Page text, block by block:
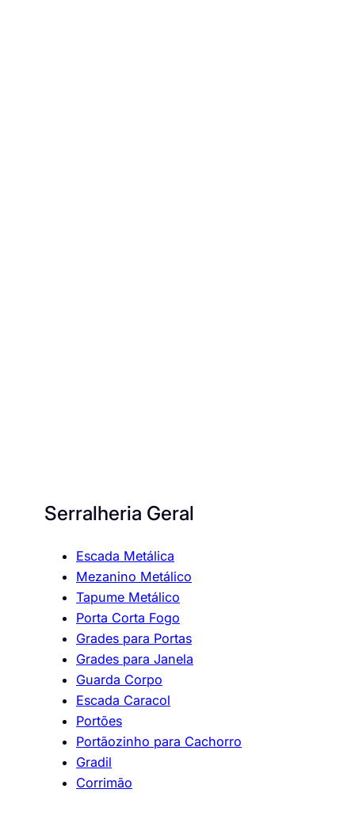
Serralheria Geral
Escada Metálica
Mezanino Metálico
Tapume Metálico
Porta Corta Fogo
Grades para Portas
Grades para Janela
Guarda Corpo
Escada Caracol
Portões
Portãozinho para Cachorro
Gradil
Corrimão